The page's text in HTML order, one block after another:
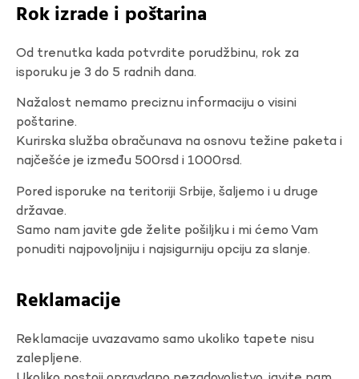
Rok izrade i poštarina
Od trenutka kada potvrdite porudžbinu, rok za
isporuku je 3 do 5 radnih dana.
Nažalost nemamo preciznu informaciju o visini
poštarine.
Kurirska služba obračunava na osnovu težine paketa i
najčešće je između 500rsd i 1000rsd.
Pored isporuke na teritoriji Srbije, šaljemo i u druge
državae.
Samo nam javite gde želite pošiljku i mi ćemo Vam
ponuditi najpovoljniju i najsigurniju opciju za slanje.
Reklamacije
Reklamacije uvazavamo samo ukoliko tapete nisu
zalepljene.